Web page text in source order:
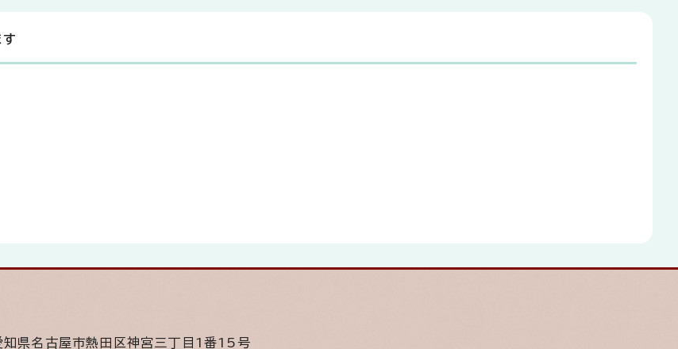
知県名古屋市熱田区神宮三丁目1番15号